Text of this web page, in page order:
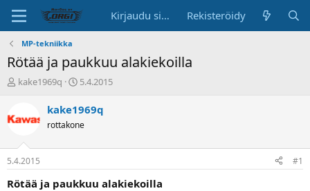
Kirjaudu sisään Rekisteröidy
MP-tekniikka
Rötää ja paukkuu alakiekoilla
K
k
s
t
e
l
kake1969q
A
o
t
p
ä
5.4.2015
kake1969q
rottakone
5.4.2015 #1
Rötää ja paukkuu alakiekoilla